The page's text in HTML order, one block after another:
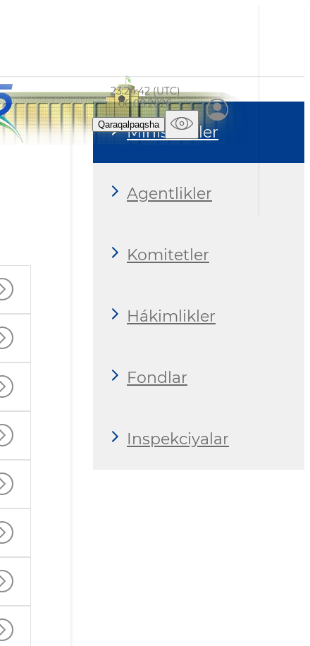
23:24:43 (UTC)
06.08.2026
Qaraqalpaqsha
Ministrlikler
Agentlikler
Komitetler
Hákimlikler
Fondlar
Inspekciyalar